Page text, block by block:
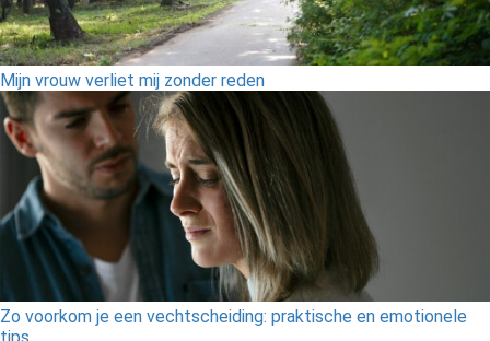
Mijn vrouw verliet mij zonder reden
Zo voorkom je een vechtscheiding: praktische en emotionele
tips